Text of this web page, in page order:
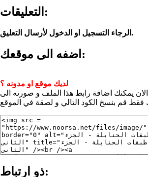
التعليقات:
الرجاء التسجيل او الدخول لأرسال التعليق.
اضفه الى موقعك:
لديك موقع او مدونه ؟
الان يمكنك اضافة رابط هذا الملف و صورته الى
قم بنسخ الكود التالي و لصقة في الموقع
ذو ارتباط: